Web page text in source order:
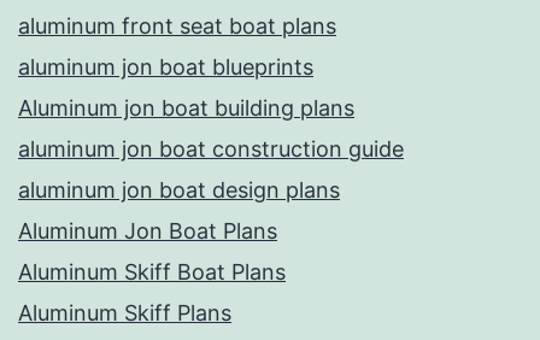
aluminum front seat boat plans
aluminum jon boat blueprints
Aluminum jon boat building plans
aluminum jon boat construction guide
aluminum jon boat design plans
Aluminum Jon Boat Plans
Aluminum Skiff Boat Plans
Aluminum Skiff Plans